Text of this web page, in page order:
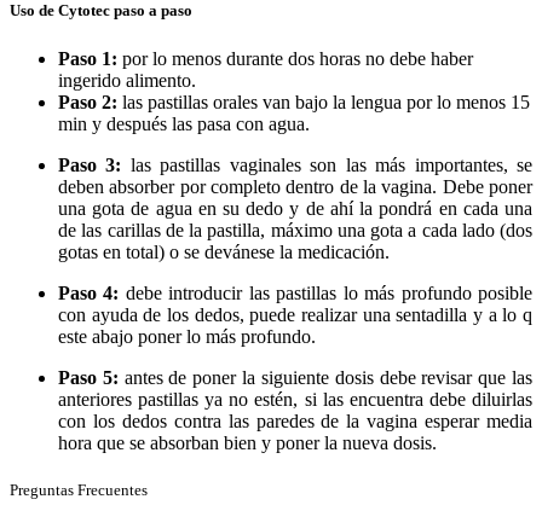
Uso de Cytotec paso a paso
Paso 1: por lo menos durante dos horas no debe haber
ingerido alimento.
Paso 2: las pastillas orales van bajo la lengua por lo menos 15
min y después las pasa con agua.
Paso 3: las pastillas vaginales son las más importantes, se
deben absorber por completo dentro de la vagina. Debe poner
una gota de agua en su dedo y de ahí la pondrá en cada una
de las carillas de la pastilla, máximo una gota a cada lado (dos
gotas en total) o se devánese la medicación.
Paso 4: debe introducir las pastillas lo más profundo posible
con ayuda de los dedos, puede realizar una sentadilla y a lo q
este abajo poner lo más profundo.
Paso 5: antes de poner la siguiente dosis debe revisar que las
anteriores pastillas ya no estén, si las encuentra debe diluirlas
con los dedos contra las paredes de la vagina esperar media
hora que se absorban bien y poner la nueva dosis.
Preguntas Frecuentes